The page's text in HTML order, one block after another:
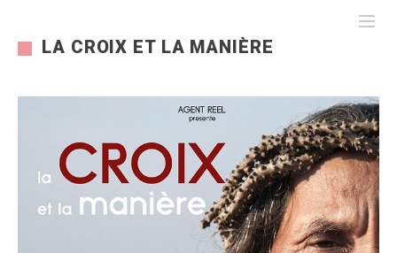
LA CROIX ET LA MANIÈRE